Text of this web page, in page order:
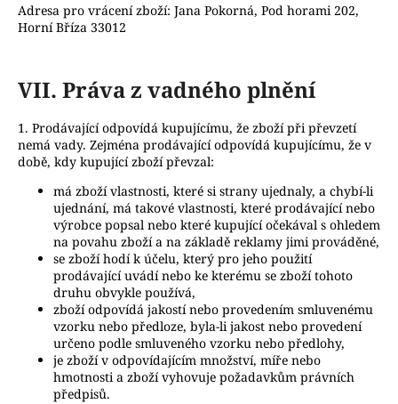
Adresa pro vrácení zboží: Jana Pokorná, Pod horami 202,
Horní Bříza 33012
VII. Práva z vadného plnění
1. Prodávající odpovídá kupujícímu, že zboží při převzetí
nemá vady. Zejména prodávající odpovídá kupujícímu, že v
době, kdy kupující zboží převzal:
má zboží vlastnosti, které si strany ujednaly, a chybí-li
ujednání, má takové vlastnosti, které prodávající nebo
výrobce popsal nebo které kupující očekával s ohledem
na povahu zboží a na základě reklamy jimi prováděné,
se zboží hodí k účelu, který pro jeho použití
prodávající uvádí nebo ke kterému se zboží tohoto
druhu obvykle používá,
zboží odpovídá jakostí nebo provedením smluvenému
vzorku nebo předloze, byla-li jakost nebo provedení
určeno podle smluveného vzorku nebo předlohy,
je zboží v odpovídajícím množství, míře nebo
hmotnosti a zboží vyhovuje požadavkům právních
předpisů.